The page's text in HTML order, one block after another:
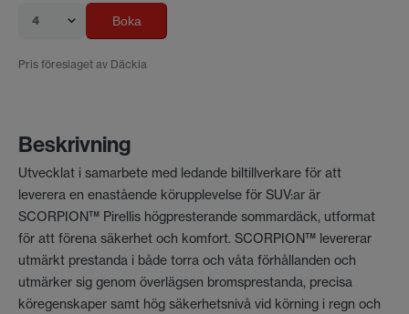
4 Boka
Pris föreslaget av Däckia
Beskrivning
Utvecklat i samarbete med ledande biltillverkare för att
leverera en enastående körupplevelse för SUV:ar är
SCORPION™ Pirellis högpresterande sommardäck, utformat
för att förena säkerhet och komfort. SCORPION™ levererar
utmärkt prestanda i både torra och våta förhållanden och
utmärker sig genom överlägsen bromsprestanda, precisa
köregenskaper samt hög säkerhetsnivå vid körning i regn och